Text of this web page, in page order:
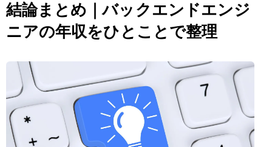
年収データを見る際の注意点
職種定義の違い
福利厚生込みか否か
スキル・経験の影響
なぜバックエンドエンジニアは年収が高いのか
事業への影響範囲
結論まとめ｜バックエンドエンジ
ニアの年収をひとことで整理